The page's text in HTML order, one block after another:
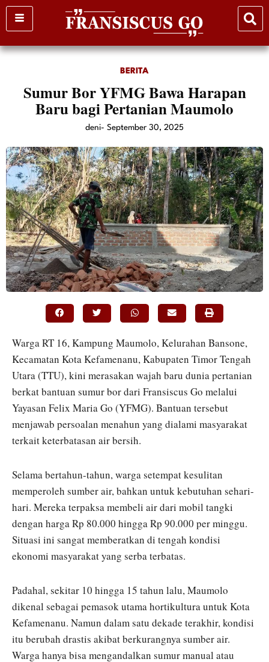
Skip
to
BERITA
Sumur Bor YFMG Bawa Harapan
Baru bagi Pertanian Maumolo
deni- September 30, 2025
Warga RT 16, Kampung Maumolo, Kelurahan Bansone,
Kecamatan Kota Kefamenanu, Kabupaten Timor Tengah
Utara (TTU), kini merasakan wajah baru dunia pertanian
berkat bantuan sumur bor dari Fransiscus Go melalui
Yayasan Felix Maria Go (YFMG). Bantuan tersebut
menjawab persoalan menahun yang dialami masyarakat
terkait keterbatasan air bersih.
Selama bertahun-tahun, warga setempat kesulitan
memperoleh sumber air, bahkan untuk kebutuhan sehari-
hari. Mereka terpaksa membeli air dari mobil tangki
dengan harga Rp 80.000 hingga Rp 90.000 per minggu.
Situasi ini sangat memberatkan di tengah kondisi
ekonomi masyarakat yang serba terbatas.
Padahal, sekitar 10 hingga 15 tahun lalu, Maumolo
dikenal sebagai pemasok utama hortikultura untuk Kota
Kefamenanu. Namun dalam satu dekade terakhir, kondisi
itu berubah drastis akibat berkurangnya sumber air.
Warga hanya bisa mengandalkan sumur manual atau